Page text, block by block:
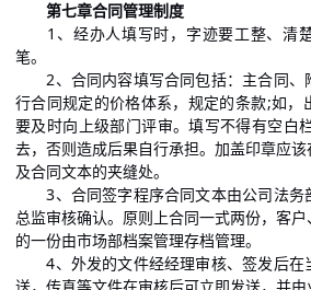
第七章合同管理制度
1、经办人填写时，字迹要工整、清
笔。
2、合同内容填写合同包括：主合同、
行合同规定的价格体系，规定的条款;如，
要及时向上级部门评审。填写不得有空白
去，否则造成后果自行承担。加盖印章应
及合同文本的夹缝处。
3、合同签字程序合同文本由公司法务
总监审核确认。原则上合同一式两份，客
的一份由市场部档案管理存档管理。
4、外发的文件经经理审核、签发后在